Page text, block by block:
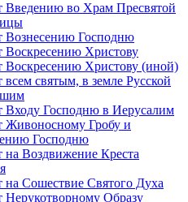
Введению во Храм Пресвятой
Вознесению Господню
Воскресению Христову
Воскресению Христову (иной)
всем святым, в земле Русской
Входу Господню в Иерусалим
Живоносному Гробу и
Господню
на Воздвижение Креста
на Сошествие Святого Духа
Нерукотворному Образу